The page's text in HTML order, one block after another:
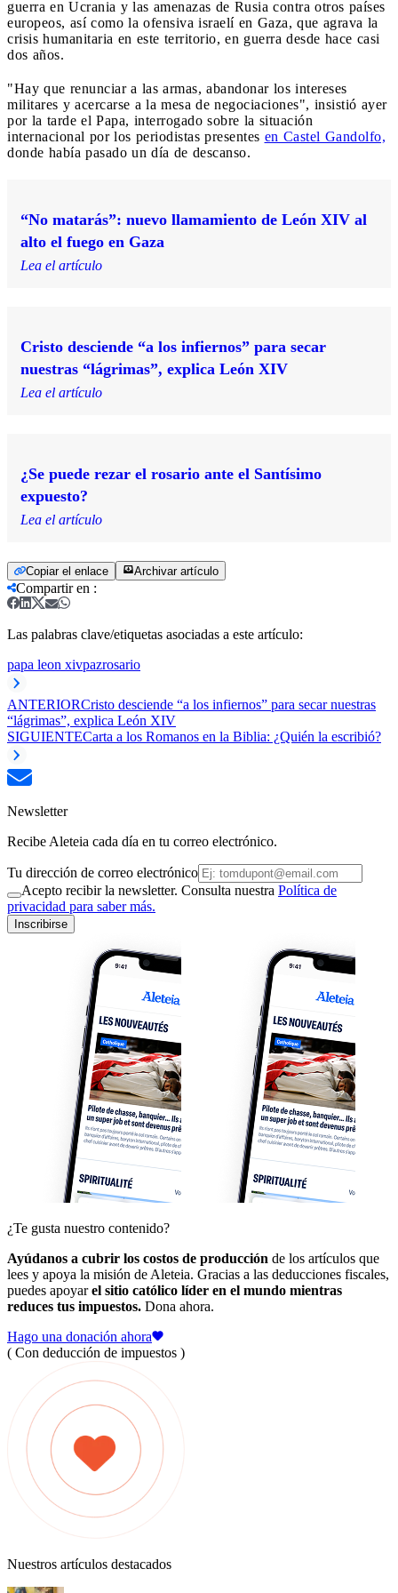
guerra en Ucrania y las amenazas de Rusia contra otros países
europeos, así como la ofensiva israelí en Gaza, que agrava la
crisis humanitaria en este territorio, en guerra desde hace casi
dos años.
"Hay que renunciar a las armas, abandonar los intereses
militares y acercarse a la mesa de negociaciones", insistió ayer
por la tarde el Papa, interrogado sobre la situación
internacional por los periodistas presentes en Castel Gandolfo,
donde había pasado un día de descanso.
“No matarás”: nuevo llamamiento de León XIV al
alto el fuego en Gaza
Lea el artículo
Cristo desciende “a los infiernos” para secar
nuestras “lágrimas”, explica León XIV
Lea el artículo
¿Se puede rezar el rosario ante el Santísimo
expuesto?
Lea el artículo
Copiar el enlace Archivar artículo
Compartir en :
Las palabras clave/etiquetas asociadas a este artículo:
papa leon xivpazrosario
ANTERIORCristo desciende “a los infiernos” para secar nuestras
“lágrimas”, explica León XIV
SIGUIENTECarta a los Romanos en la Biblia: ¿Quién la escribió?
Newsletter
Recibe Aleteia cada día en tu correo electrónico.
Tu dirección de correo electrónico
Acepto recibir la newsletter. Consulta nuestra Política de
privacidad para saber más.
Inscribirse
¿Te gusta nuestro contenido?
Ayúdanos a cubrir los costos de producción de los artículos que
lees y apoya la misión de Aleteia. Gracias a las deducciones fiscales,
puedes apoyarel sitio católico líder en el mundo mientras
reduces tus impuestos. Dona ahora.
Hago una donación ahora
( Con deducción de impuestos )
Nuestros artículos destacados